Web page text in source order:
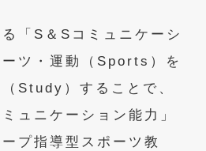
「S＆Sコミュニケーシ
ーツ・運動（Sports）を
Study）することで、
ュニケーション能力」
プ指導型スポーツ教